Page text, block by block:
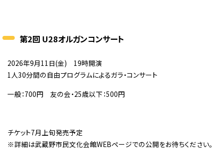
第2回 U28オルガンコンサート
2026年9月11日(金) 19時開演
1人30分間の自由プログラムによるガラ・コンサート
一般：700円 友の会・25歳以下：500円
チケット7月上旬発売予定
※詳細は武蔵野市民文化会館WEBページでの公開をお待ちください。